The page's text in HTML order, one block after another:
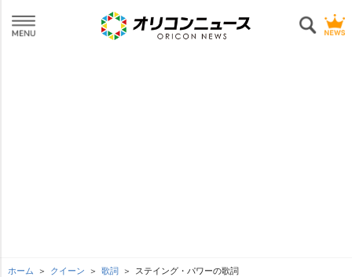
ホーム クイーン 歌詞 ステイング・パワーの歌詞